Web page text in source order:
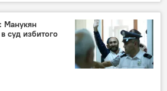
Манукян
суд избитого